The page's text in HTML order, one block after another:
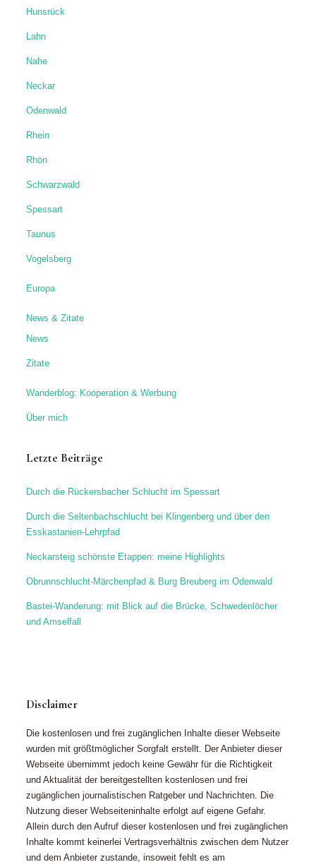
Hunsrück
Lahn
Nahe
Neckar
Odenwald
Rhein
Rhön
Schwarzwald
Spessart
Taunus
Vogelsberg
Europa
News & Zitate
News
Zitate
Wanderblog: Kooperation & Werbung
Über mich
Letzte Beiträge
Durch die Rückersbacher Schlucht im Spessart
Durch die Seltenbachschlucht bei Klingenberg und über den
Esskastanien-Lehrpfad
Neckarsteig schönste Etappen: meine Highlights
Obrunnschlucht-Märchenpfad & Burg Breuberg im Odenwald
Bastei-Wanderung: mit Blick auf die Brücke, Schwedenlöcher
und Amselfall
Disclaimer
Die kostenlosen und frei zugänglichen Inhalte dieser Webseite
wurden mit größtmöglicher Sorgfalt erstellt. Der Anbieter dieser
Webseite übernimmt jedoch keine Gewähr für die Richtigkeit
und Aktualität der bereitgestellten kostenlosen und frei
zugänglichen journalistischen Ratgeber und Nachrichten. Die
Nutzung dieser Webseiteninhalte erfolgt auf eigene Gefahr.
Allein durch den Aufruf dieser kostenlosen und frei zugänglichen
Inhalte kommt keinerlei Vertragsverhältnis zwischen dem Nutzer
und dem Anbieter zustande, insoweit fehlt es am